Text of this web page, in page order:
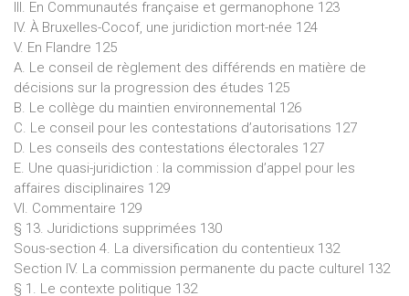
III. En Communautés française et germanophone 123
IV. À Bruxelles-Cocof, une juridiction mort-née 124
V. En Flandre 125
A. Le conseil de règlement des différends en matière de
décisions sur la progression des études 125
B. Le collège du maintien environnemental 126
C. Le conseil pour les contestations d’autorisations 127
D. Les conseils des contestations électorales 127
E. Une quasi-juridiction : la commission d’appel pour les
affaires disciplinaires 129
VI. Commentaire 129
§ 13. Juridictions supprimées 130
Sous-section 4. La diversification du contentieux 132
Section IV. La commission permanente du pacte culturel 132
§ 1. Le contexte politique 132